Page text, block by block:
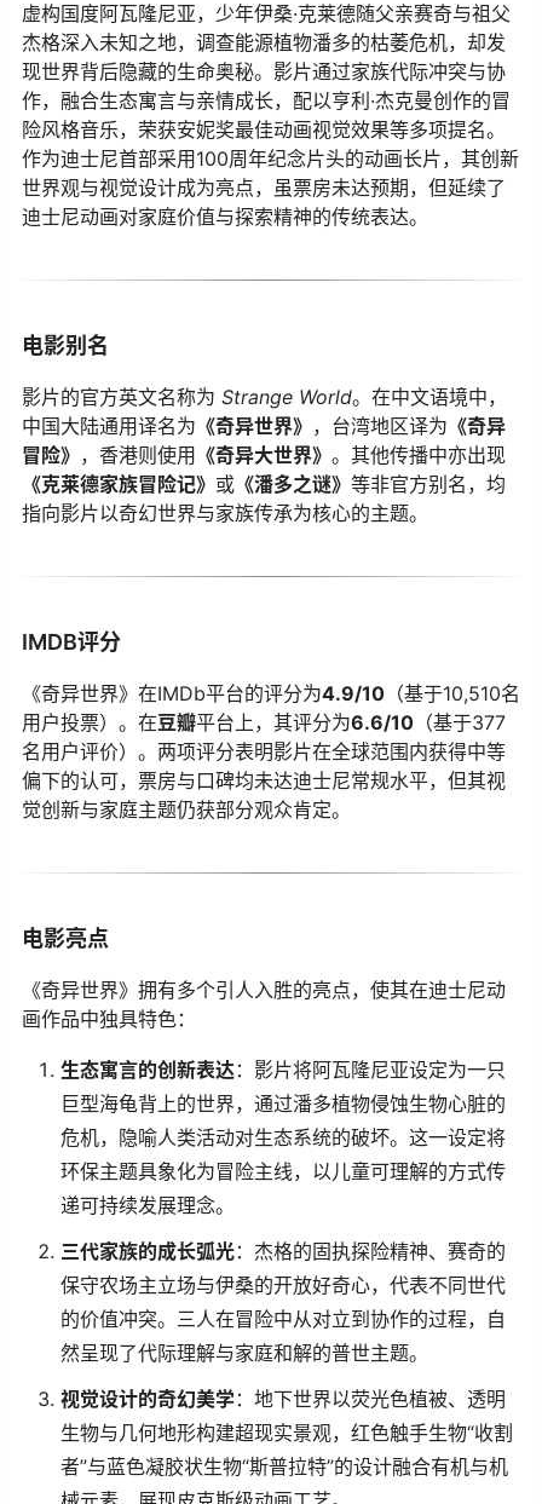
虚构国度阿瓦隆尼亚，少年伊桑·克莱德随父亲赛奇与祖父
杰格深入未知之地，调查能源植物潘多的枯萎危机，却发
现世界背后隐藏的生命奥秘。影片通过家族代际冲突与协
作，融合生态寓言与亲情成长，配以亨利·杰克曼创作的冒
险风格音乐，荣获安妮奖最佳动画视觉效果等多项提名。
作为迪士尼首部采用100周年纪念片头的动画长片，其创新
世界观与视觉设计成为亮点，虽票房未达预期，但延续了
迪士尼动画对家庭价值与探索精神的传统表达。
电影别名
影片的官方英文名称为 Strange World。在中文语境中，
中国大陆通用译名为​ ​《奇异世界》​ ​，台湾地区译为​ ​《奇异
冒险》​ ​，香港则使用​ ​《奇异大世界》​ ​。其他传播中亦出现​
《克莱德家族冒险记》​ ​或​ ​《潘多之谜》​ ​等非官方别名，均
指向影片以奇幻世界与家族传承为核心的主题。
IMDB评分
《奇异世界》在IMDb平台的评分为​​4.9/10​ ​（基于10,510名
用户投票）。在​​豆瓣​​平台上，其评分为​​6.6/10​ ​（基于377
名用户评价）。两项评分表明影片在全球范围内获得中等
偏下的认可，票房与口碑均未达迪士尼常规水平，但其视
觉创新与家庭主题仍获部分观众肯定。
电影亮点
《奇异世界》拥有多个引人入胜的亮点，使其在迪士尼动
画作品中独具特色：
​生态寓言的创新表达​​：影片将阿瓦隆尼亚设定为一只
巨型海龟背上的世界，通过潘多植物侵蚀生物心脏的
危机，隐喻人类活动对生态系统的破坏。这一设定将
环保主题具象化为冒险主线，以儿童可理解的方式传
递可持续发展理念。
​三代家族的成长弧光​​：杰格的固执探险精神、赛奇的
保守农场主立场与伊桑的开放好奇心，代表不同世代
的价值冲突。三人在冒险中从对立到协作的过程，自
然呈现了代际理解与家庭和解的普世主题。
​视觉设计的奇幻美学​​：地下世界以荧光色植被、透明
生物与几何地形构建超现实景观，红色触手生物“收割
者”与蓝色凝胶状生物“斯普拉特”的设计融合有机与机